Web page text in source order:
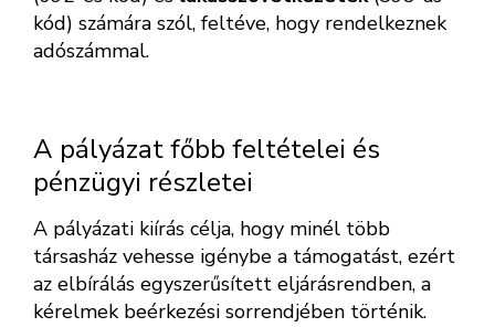
kód) számára szól, feltéve, hogy rendelkeznek
adószámmal.
A pályázat főbb feltételei és
pénzügyi részletei
A pályázati kiírás célja, hogy minél több
társasház vehesse igénybe a támogatást, ezért
az elbírálás egyszerűsített eljárásrendben, a
kérelmek beérkezési sorrendjében történik.